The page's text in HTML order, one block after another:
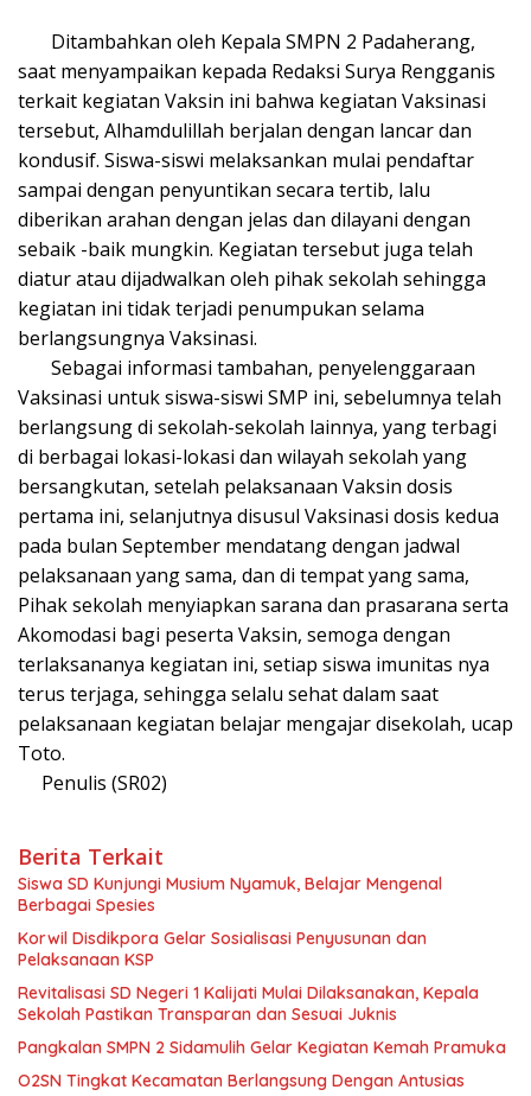
Ditambahkan oleh Kepala SMPN 2 Padaherang,
saat menyampaikan kepada Redaksi Surya Rengganis
terkait kegiatan Vaksin ini bahwa kegiatan Vaksinasi
tersebut, Alhamdulillah berjalan dengan lancar dan
kondusif. Siswa-siswi melaksankan mulai pendaftar
sampai dengan penyuntikan secara tertib, lalu
diberikan arahan dengan jelas dan dilayani dengan
sebaik -baik mungkin. Kegiatan tersebut juga telah
diatur atau dijadwalkan oleh pihak sekolah sehingga
kegiatan ini tidak terjadi penumpukan selama
berlangsungnya Vaksinasi.
Sebagai informasi tambahan, penyelenggaraan
Vaksinasi untuk siswa-siswi SMP ini, sebelumnya telah
berlangsung di sekolah-sekolah lainnya, yang terbagi
di berbagai lokasi-lokasi dan wilayah sekolah yang
bersangkutan, setelah pelaksanaan Vaksin dosis
pertama ini, selanjutnya disusul Vaksinasi dosis kedua
pada bulan September mendatang dengan jadwal
pelaksanaan yang sama, dan di tempat yang sama,
Pihak sekolah menyiapkan sarana dan prasarana serta
Akomodasi bagi peserta Vaksin, semoga dengan
terlaksananya kegiatan ini, setiap siswa imunitas nya
terus terjaga, sehingga selalu sehat dalam saat
pelaksanaan kegiatan belajar mengajar disekolah, ucap
Toto.
Penulis (SR02)
Berita Terkait
Siswa SD Kunjungi Musium Nyamuk, Belajar Mengenal
Berbagai Spesies
Korwil Disdikpora Gelar Sosialisasi Penyusunan dan
Pelaksanaan KSP
Revitalisasi SD Negeri 1 Kalijati Mulai Dilaksanakan, Kepala
Sekolah Pastikan Transparan dan Sesuai Juknis
Pangkalan SMPN 2 Sidamulih Gelar Kegiatan Kemah Pramuka
O2SN Tingkat Kecamatan Berlangsung Dengan Antusias